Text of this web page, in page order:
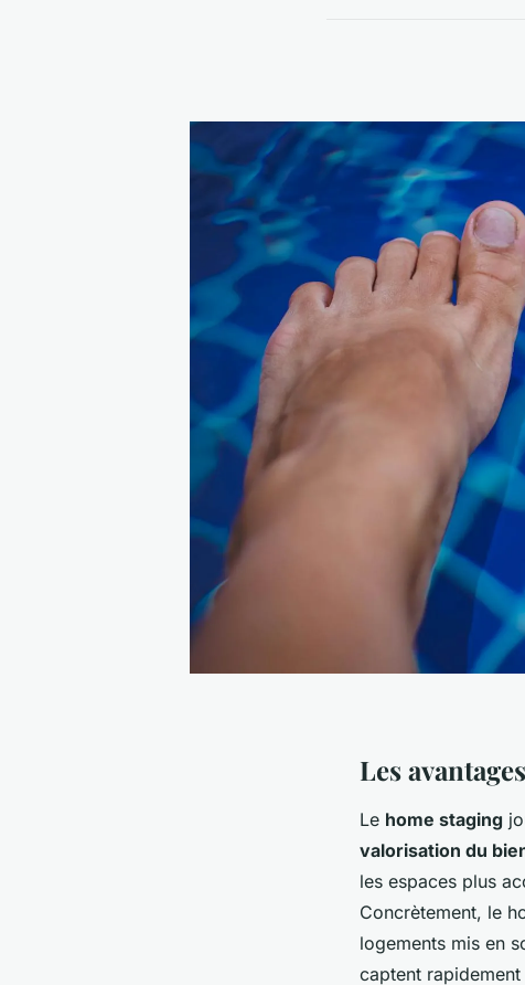
Les
Le home staging
valorisation du
les espaces plus
Concrètement, le
logements mis en
captent rapidement